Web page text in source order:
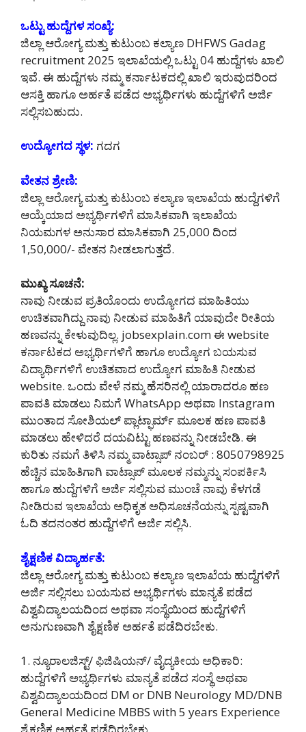
ಒಟ್ಟು ಹುದ್ದೆಗಳ ಸಂಖ್ಯೆ:
ಜಿಲ್ಲಾ ಆರೋಗ್ಯ ಮತ್ತು ಕುಟುಂಬ ಕಲ್ಯಾಣ DHFWS Gadag
recruitment 2025 ಇಲಾಖೆಯಲ್ಲಿ ಒಟ್ಟು 04 ಹುದ್ದೆಗಳು ಖಾಲಿ
ಇವೆ. ಈ ಹುದ್ದೆಗಳು ನಮ್ಮ ಕರ್ನಾಟಕದಲ್ಲಿ ‌ಖಾಲಿ ಇರುವುದರಿಂದ
ಆಸಕ್ತಿ ಹಾಗೂ ಅರ್ಹತೆ ಪಡೆದ ಅಭ್ಯರ್ಥಿಗಳು ಹುದ್ದೆಗಳಿಗೆ ಅರ್ಜಿ
ಸಲ್ಲಿಸಬಹುದು.
ಉದ್ಯೋಗದ ಸ್ಥಳ: ಗದಗ
ವೇತನ ಶ್ರೇಣಿ:
ಜಿಲ್ಲಾ ಆರೋಗ್ಯ ಮತ್ತು ಕುಟುಂಬ ಕಲ್ಯಾಣ ಇಲಾಖೆಯ ಹುದ್ದೆಗಳಿಗೆ
ಆಯ್ಕೆಯಾದ ಅಭ್ಯರ್ಥಿಗಳಿಗೆ ಮಾಸಿಕವಾಗಿ ಇಲಾಖೆಯ
ನಿಯಮಗಳ ಅನುಸಾರ ಮಾಸಿಕವಾಗಿ 25,000 ದಿಂದ
1,50,000/- ವೇತನ ನೀಡಲಾಗುತ್ತದೆ.
ಮುಖ್ಯ ಸೂಚನೆ:
ನಾವು ನೀಡುವ ಪ್ರತಿಯೊಂದು ಉದ್ಯೋಗದ ಮಾಹಿತಿಯು
ಉಚಿತವಾಗಿದ್ದು ನಾವು ನೀಡುವ ಮಾಹಿತಿಗೆ ಯಾವುದೇ ರೀತಿಯ
ಹಣವನ್ನು ಕೇಳುವುದಿಲ್ಲ. jobsexplain.com ಈ website
ಕರ್ನಾಟಕದ ಅಭ್ಯರ್ಥಿಗಳಿಗೆ ಹಾಗೂ ಉದ್ಯೋಗ ಬಯಸುವ
ವಿದ್ಯಾರ್ಥಿಗಳಿಗೆ ಉಚಿತವಾದ ಉದ್ಯೋಗ ಮಾಹಿತಿ ನೀಡುವ
website. ಒಂದು ವೇಳೆ ನಮ್ಮ ಹೆಸರಿನಲ್ಲಿ ಯಾರಾದರೂ ಹಣ
ಪಾವತಿ ಮಾಡಲು ನಿಮಗೆ WhatsApp ಅಥವಾ Instagram
ಮುಂತಾದ ಸೋಶಿಯಲ್ ಪ್ಲಾಟ್ಫಾರ್ಮ್ ಮೂಲಕ ಹಣ ಪಾವತಿ
ಮಾಡಲು ಹೇಳಿದರೆ ದಯವಿಟ್ಟು ಹಣವನ್ನು ನೀಡಬೇಡಿ‌. ಈ
ಕುರಿತು ನಮಗೆ ತಿಳಿಸಿ ನಮ್ಮ ವಾಟ್ಸಾಪ್ ನಂಬರ್ : 8050798925
ಹೆಚ್ಚಿನ ಮಾಹಿತಿಗಾಗಿ ವಾಟ್ಸಾಪ್ ಮೂಲಕ ನಮ್ಮನ್ನು ಸಂಪರ್ಕಿಸಿ
ಹಾಗೂ ಹುದ್ದೆಗಳಿಗೆ ಅರ್ಜಿ ಸಲ್ಲಿಸುವ ಮುಂಚೆ ನಾವು ಕೆಳಗಡೆ
ನೀಡಿರುವ ಇಲಾಖೆಯ ಅಧಿಕೃತ ಅಧಿಸೂಚನೆಯನ್ನು ಸ್ಪಷ್ಟವಾಗಿ
ಓದಿ ತದನಂತರ ಹುದ್ದೆಗಳಿಗೆ ಅರ್ಜಿ ಸಲ್ಲಿಸಿ.
ಶೈಕ್ಷಣಿಕ ವಿದ್ಯಾರ್ಹತೆ:
ಜಿಲ್ಲಾ ಆರೋಗ್ಯ ಮತ್ತು ಕುಟುಂಬ ಕಲ್ಯಾಣ ಇಲಾಖೆಯ ಹುದ್ದೆಗಳಿಗೆ
ಅರ್ಜಿ ಸಲ್ಲಿಸಲು ಬಯಸುವ ಅಭ್ಯರ್ಥಿಗಳು ಮಾನ್ಯತೆ ಪಡೆದ
ವಿಶ್ವವಿದ್ಯಾಲಯದಿಂದ ಅಥವಾ ಸಂಸ್ಥೆಯಿಂದ ಹುದ್ದೆಗಳಿಗೆ
ಅನುಗುಣವಾಗಿ ಶೈಕ್ಷಣಿಕ ಅರ್ಹತೆ ಪಡೆದಿರಬೇಕು.
1. ನ್ಯೂರಾಲಜಿಸ್ಟ್/ ಫಿಜಿಷಿಯನ್/ ವೈದ್ಯಕೀಯ ಅಧಿಕಾರಿ:
ಹುದ್ದೆಗಳಿಗೆ ಅಭ್ಯರ್ಥಿಗಳು ಮಾನ್ಯತೆ ಪಡೆದ ಸಂಸ್ಥೆ ಅಥವಾ
ವಿಶ್ವವಿದ್ಯಾಲಯದಿಂದ DM or DNB Neurology MD/DNB
General Medicine MBBS with 5 years Experience